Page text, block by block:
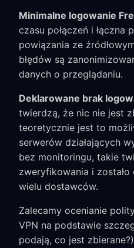
Minimalne logowanie
czasu połączeń i łączna
powiązania ze
błędów są
danych o przeglądaniu.
Deklarowane brak
twierdzą, że nic nie jest
teoretycznie jest to
serwerów działających
bez monitoringu, takie
zweryfikowania i
wielu dostawców.
Zalecamy ocenianie
VPN na podstawie
podają, co jest